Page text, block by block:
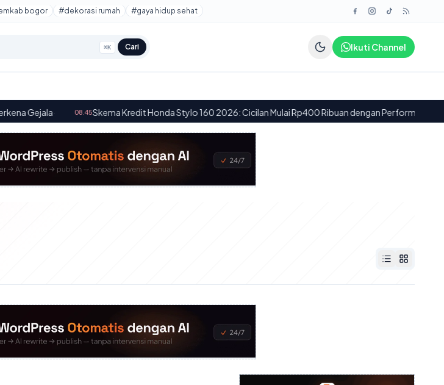
bogor #dekorasi rumah #gaya hidup sehat
⌘K Cari Ikuti Channel
· 08.45 Skema Kredit Honda Stylo 160 2026: Cicilan Mulai Rp400 Ribuan dengan Performa Mumpuni